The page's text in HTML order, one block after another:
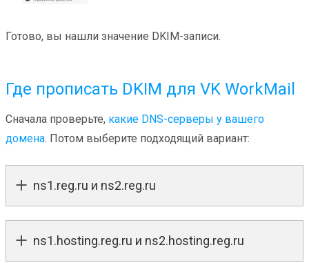
Готово, вы нашли значение DKIM-записи.
Где прописать DKIM для VK WorkMail
Сначала проверьте, какие DNS-серверы у вашего
домена. Потом выберите подходящий вариант:
ns1.reg.ru и ns2.reg.ru
ns1.hosting.reg.ru и ns2.hosting.reg.ru